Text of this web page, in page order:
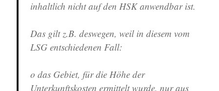
inhaltlich nicht auf den HSK anwendbar ist.
Das gilt z.B. deswegen, weil in diesem vom
LSG entschiedenen Fall:
o das Gebiet, für die Höhe der
Unterkunftskosten ermittelt wurde, nur aus